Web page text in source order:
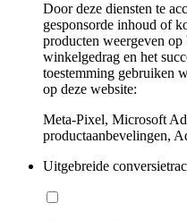
Door deze diensten te
gesponsorde inhoud of
producten weergeven
winkelgedrag en het
toestemming gebruiken
op deze website:
Meta-Pixel, Microsoft
productaanbevelingen,
Uitgebreide